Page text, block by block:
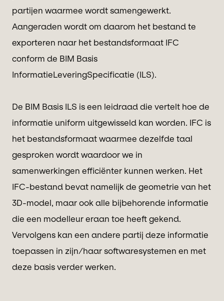
partijen waarmee wordt samengewerkt.
Aangeraden wordt om daarom het bestand te
exporteren naar het bestandsformaat IFC
conform de BIM Basis
InformatieLeveringSpecificatie (ILS).
De BIM Basis ILS is een leidraad die vertelt hoe de
informatie uniform uitgewisseld kan worden. IFC is
het bestandsformaat waarmee dezelfde taal
gesproken wordt waardoor we in
samenwerkingen efficiënter kunnen werken. Het
IFC-bestand bevat namelijk de geometrie van het
3D-model, maar ook alle bijbehorende informatie
die een modelleur eraan toe heeft gekend.
Vervolgens kan een andere partij deze informatie
toepassen in zijn/haar softwaresystemen en met
deze basis verder werken.